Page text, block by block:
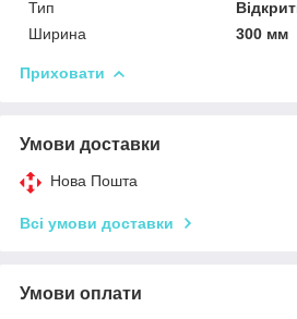
Тип
Ширина
300 мм
Приховати
Умови доставки
Нова Пошта
Всі умови доставки
Умови оплати